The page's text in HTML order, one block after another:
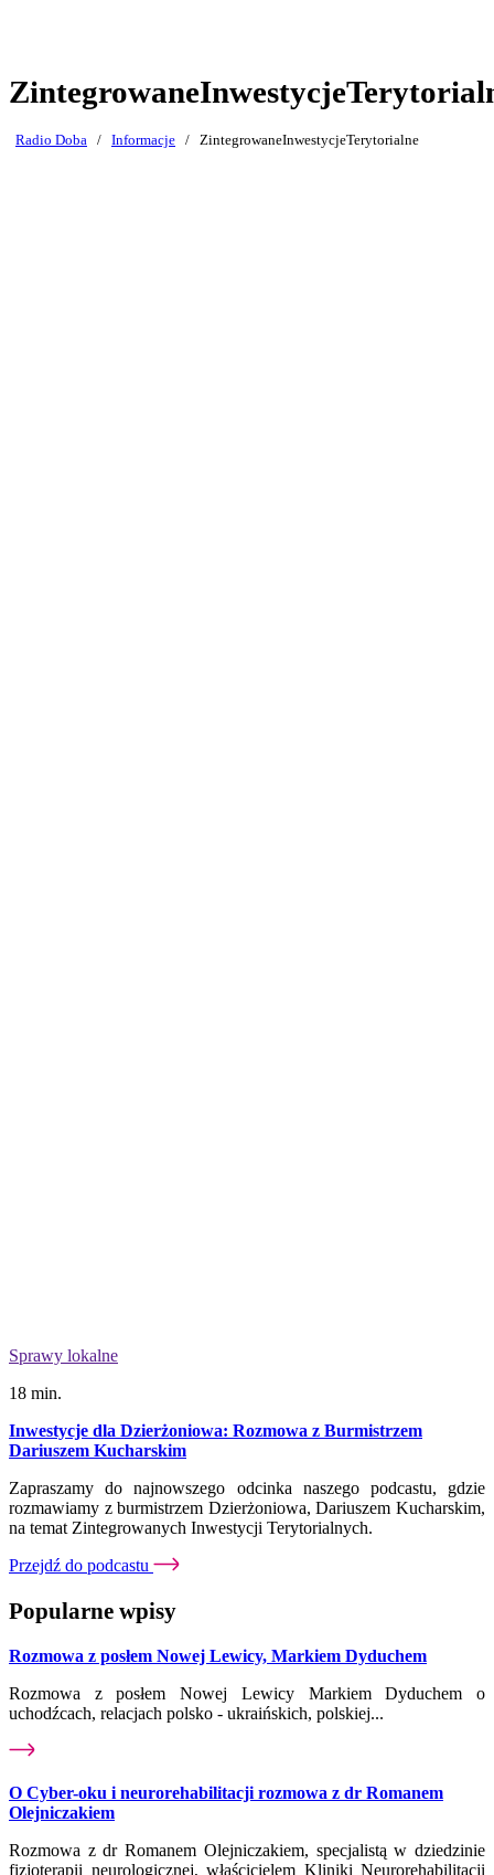
Radio Doba / Informacje / ZintegrowaneInwestycjeTerytorialne
Sprawy lokalne
18 min.
Inwestycje dla Dzierżoniowa: Rozmowa z Burmistrzem
Dariuszem Kucharskim
Zapraszamy do najnowszego odcinka naszego podcastu, gdzie
rozmawiamy z burmistrzem Dzierżoniowa, Dariuszem Kucharskim,
na temat Zintegrowanych Inwestycji Terytorialnych.
Przejdź do podcastu
Popularne wpisy
Rozmowa z posłem Nowej Lewicy, Markiem Dyduchem
Rozmowa z posłem Nowej Lewicy Markiem Dyduchem o
uchodźcach, relacjach polsko - ukraińskich, polskiej...
O Cyber-oku i neurorehabilitacji rozmowa z dr Romanem
Olejniczakiem
Rozmowa z dr Romanem Olejniczakiem, specjalistą w dziedzinie
fizjoterapii neurologicznej, właścicielem Kliniki Neurorehabilitacji